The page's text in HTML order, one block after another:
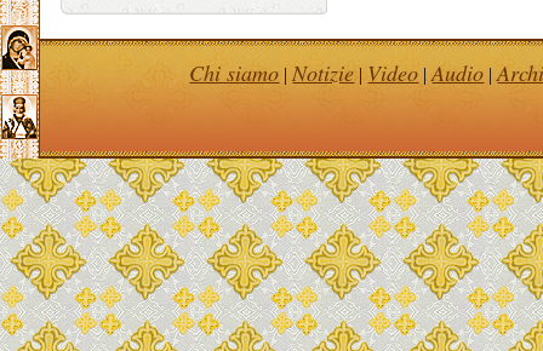
Chi siamo |Notizie Video |Audio |